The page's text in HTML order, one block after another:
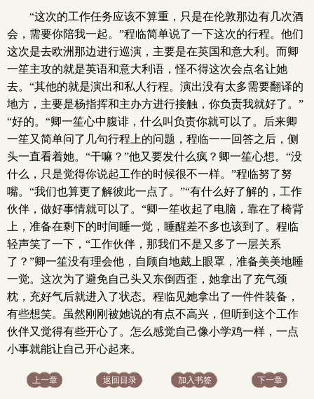
“这次的工作任务应该不算重，只是在伦敦那边有几次酒
会，需要你陪我一起。”程临简单说了一下这次的行程。他们
这次是去欧洲那边进行巡演，主要是在英国和意大利。而卿
一笙主攻的就是英语和意大利语，怪不得这次会点名让她
去。“其他的就是演出和私人行程。演出没有太多需要翻译的
地方，主要是杨指挥和主办方进行接触，你负责我就好了。”
“好的。“卿一笙心中腹诽，什么叫负责你就可以了。后来卿
一笙又简单问了几句行程上的问题，程临一一回答之后，侧
头一直看着她。“干嘛？”他又要发什么疯？卿一笙心想。“没
什么，只是觉得你说起工作的时候很不一样。”程临努了努
嘴。“我们也算更了解彼此一点了。”“有什么好了解的，工作
伙伴，做好事情就可以了。“卿一笙收起了电脑，靠在了椅背
上，准备在剩下的时间睡一觉，睡醒差不多也该到了。程临
轻声笑了一下，“工作伙伴，那我们不是又多了一层关系
了？”卿一笙没有理会他，自顾自地戴上眼罩，准备美美地睡
一觉。这次为了避免自己头又东倒西歪，她拿出了充气颈
枕，充好气后就进入了状态。程临见她拿出了一件件装备，
有些想笑。虽然刚刚被她说的有点不高兴，但听到这个工作
伙伴又觉得有些开心了。怎么感觉自己像小学鸡一样，一点
小事就能让自己开心起来。
上一章 返回目录 加入书签 下一章